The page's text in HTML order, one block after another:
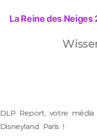
La Reine des
DLP Report, votre
Disneyland Paris !